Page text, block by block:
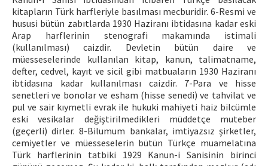
kitapların Türk harfleriyle basılması mecburidir. 6-Resmi ve
hususi bütün zabıtlarda 1930 Haziranı ibtidasına kadar eski
Arap harflerinin stenografi makamında istimali
(kullanılması) caizdir. Devletin bütün daire ve
müesseselerinde kullanılan kitap, kanun, talimatname,
defter, cedvel, kayıt ve sicil gibi matbuaların 1930 Haziranı
ibtidasına kadar kullanılması caizdir. 7-Para ve hisse
senetleri ve bonolar ve esham (hisse senedi) ve tahvilat ve
pul ve sair kıymetli evrak ile hukuki mahiyeti haiz bilcümle
eski vesikalar değiştirilmedikleri müddetçe muteber
(geçerli) dirler. 8-Bilumum bankalar, imtiyazsız şirketler,
cemiyetler ve müesseselerin bütün Türkçe muamelatına
Türk harflerinin tatbiki 1929 Kanun-i Sanisinin birinci